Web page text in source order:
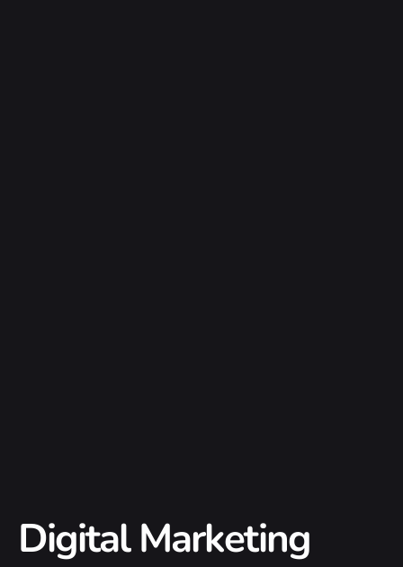
Digital Marketing